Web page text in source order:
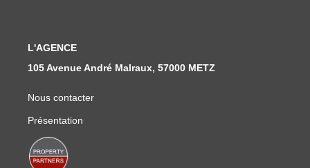
L'AGENCE
105 Avenue André Malraux, 57000 METZ
Nous contacter
Présentation